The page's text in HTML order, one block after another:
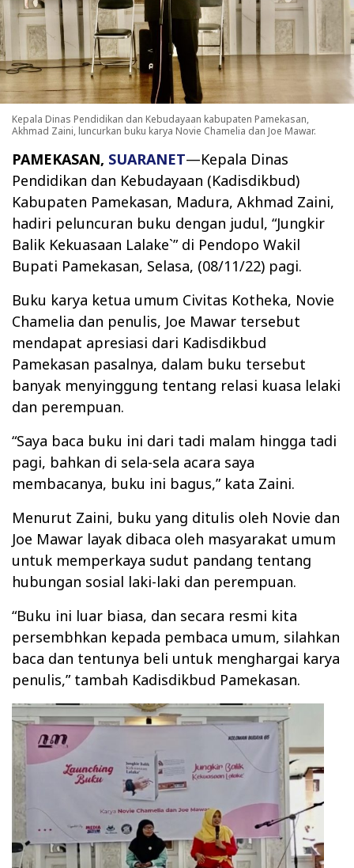
Kepala Dinas Pendidikan dan Kebudayaan kabupaten Pamekasan,
Akhmad Zaini, luncurkan buku karya Novie Chamelia dan Joe Mawar.
PAMEKASAN, SUARANET—Kepala Dinas
Pendidikan dan Kebudayaan (Kadisdikbud)
Kabupaten Pamekasan, Madura, Akhmad Zaini,
hadiri peluncuran buku dengan judul, “Jungkir
Balik Kekuasaan Lalake`” di Pendopo Wakil
Bupati Pamekasan, Selasa, (08/11/22) pagi.
Buku karya ketua umum Civitas Kotheka, Novie
Chamelia dan penulis, Joe Mawar tersebut
mendapat apresiasi dari Kadisdikbud
Pamekasan pasalnya, dalam buku tersebut
banyak menyinggung tentang relasi kuasa lelaki
dan perempuan.
“Saya baca buku ini dari tadi malam hingga tadi
pagi, bahkan di sela-sela acara saya
membacanya, buku ini bagus,” kata Zaini.
Menurut Zaini, buku yang ditulis oleh Novie dan
Joe Mawar layak dibaca oleh masyarakat umum
untuk memperkaya sudut pandang tentang
hubungan sosial laki-laki dan perempuan.
“Buku ini luar biasa, dan secara resmi kita
persembhkan kepada pembaca umum, silahkan
baca dan tentunya beli untuk menghargai karya
penulis,” tambah Kadisdikbud Pamekasan.